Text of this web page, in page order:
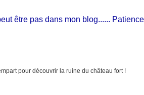
être pas dans mon blog......